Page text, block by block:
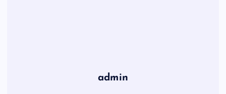
admin